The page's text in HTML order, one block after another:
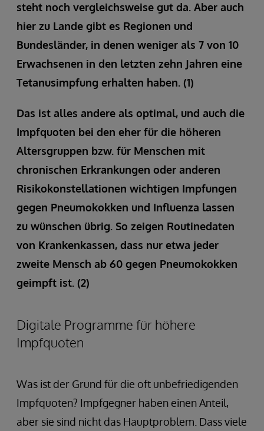
steht noch vergleichsweise gut da. Aber auch
hier zu Lande gibt es Regionen und
Bundesländer, in denen weniger als 7 von 10
Erwachsenen in den letzten zehn Jahren eine
Tetanusimpfung erhalten haben. (1)
Das ist alles andere als optimal, und auch die
Impfquoten bei den eher für die höheren
Altersgruppen bzw. für Menschen mit
chronischen Erkrankungen oder anderen
Risikokonstellationen wichtigen Impfungen
gegen Pneumokokken und Influenza lassen
zu wünschen übrig. So zeigen Routinedaten
von Krankenkassen, dass nur etwa jeder
zweite Mensch ab 60 gegen Pneumokokken
geimpft ist. (2)
Digitale Programme für höhere
Impfquoten
Was ist der Grund für die oft unbefriedigenden
Impfquoten? Impfgegner haben einen Anteil,
aber sie sind nicht das Hauptproblem. Dass viele